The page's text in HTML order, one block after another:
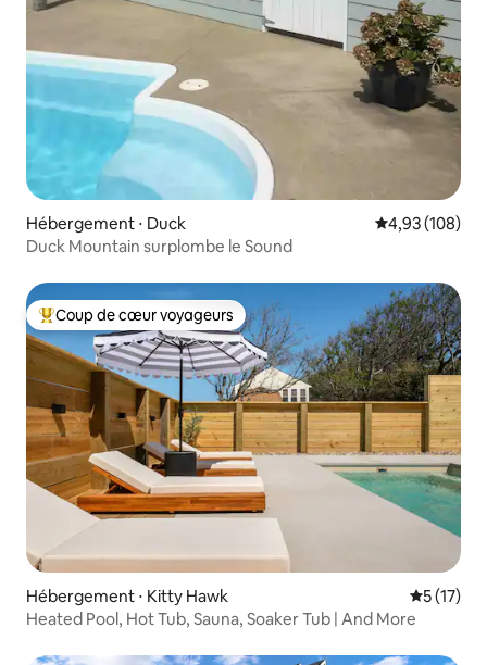
Hébergement ⋅ Duck Évaluation
4,93 (108)
Duck Mountain surplombe le Sound
Coups de cœur voyageurs les plus appréciés
Coup de cœur voyageurs
Hébergement ⋅ Kitty Hawk
5 (17)
Heated Pool, Hot Tub, Sauna, Soaker Tub | And More